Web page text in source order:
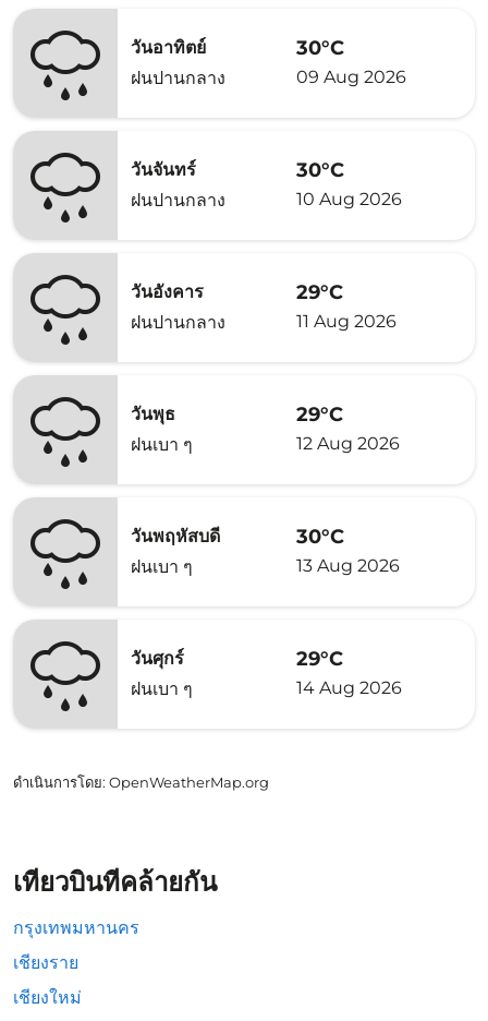
วันอาทิตย์
ฝนปานกลาง
30°C
09 Aug 2026
วันจันทร์
ฝนปานกลาง
30°C
10 Aug 2026
วันอังคาร
ฝนปานกลาง
29°C
11 Aug 2026
วันพุธ
ฝนเบา ๆ
29°C
12 Aug 2026
วันพฤหัสบดี
ฝนเบา ๆ
30°C
13 Aug 2026
วันศุกร์
ฝนเบา ๆ
29°C
14 Aug 2026
ดำเนินการโดย: OpenWeatherMap.org
เที่ยวบินที่คล้ายกัน
กรุงเทพมหานคร
เชียงราย
เชียงใหม่